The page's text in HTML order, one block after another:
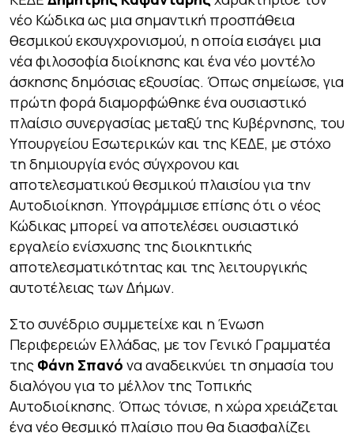
νέο Κώδικα ως μια σημαντική προσπάθεια
θεσμικού εκσυγχρονισμού, η οποία εισάγει μια
νέα φιλοσοφία διοίκησης και ένα νέο μοντέλο
άσκησης δημόσιας εξουσίας. Όπως σημείωσε, για
πρώτη φορά διαμορφώθηκε ένα ουσιαστικό
πλαίσιο συνεργασίας μεταξύ της Κυβέρνησης, του
Υπουργείου Εσωτερικών και της ΚΕΔΕ, με στόχο
τη δημιουργία ενός σύγχρονου και
αποτελεσματικού θεσμικού πλαισίου για την
Αυτοδιοίκηση. Υπογράμμισε επίσης ότι ο νέος
Κώδικας μπορεί να αποτελέσει ουσιαστικό
εργαλείο ενίσχυσης της διοικητικής
αποτελεσματικότητας και της λειτουργικής
αυτοτέλειας των Δήμων.
Στο συνέδριο συμμετείχε και η Ένωση
Περιφερειών Ελλάδας, με τον Γενικό Γραμματέα
της Φάνη Σπανό να αναδεικνύει τη σημασία του
διαλόγου για το μέλλον της Τοπικής
Αυτοδιοίκησης. Όπως τόνισε, η χώρα χρειάζεται
ένα νέο θεσμικό πλαίσιο που θα διασφαλίζει